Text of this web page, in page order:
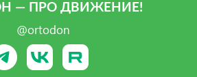
— ПРО ДВИЖЕНИЕ!
@ortodon